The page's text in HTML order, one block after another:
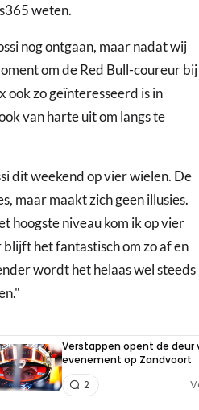
weten.
nog ontgaan, maar nadat wij
om de Red Bull-coureur bij
ook zo geïnteresseerd is in
van harte uit om langs te
dit weekend op vier wielen. De
maar maakt zich geen illusies.
hoogste niveau kom ik op vier
het fantastisch om zo af en
wordt het helaas wel steeds
Verstappen opent de deur
evenement op Zandvoort
2